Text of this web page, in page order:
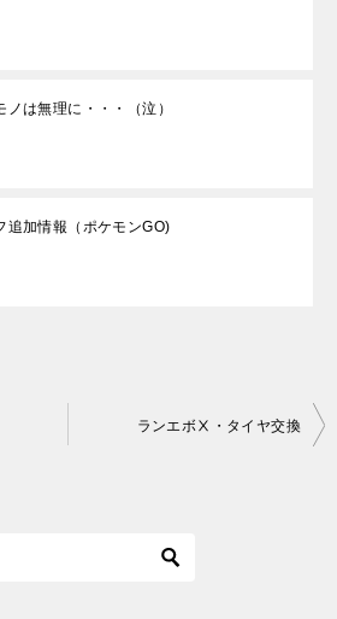
ノは無理に・・・（泣）
追加情報（ポケモンGO)
ランエボⅩ・タイヤ交換